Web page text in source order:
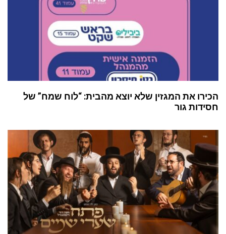
הכירו את המגזין שלא יוצא מהבית: “לוח שמח” של
חסידות גור